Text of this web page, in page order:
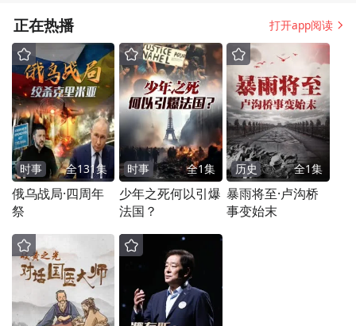
正在热播 打开app阅读
时事 全131集
俄乌战局·四周年
祭
时事 全1集
少年之死何以引爆
法国？
历史 全1集
暴雨将至·卢沟桥
事变始末